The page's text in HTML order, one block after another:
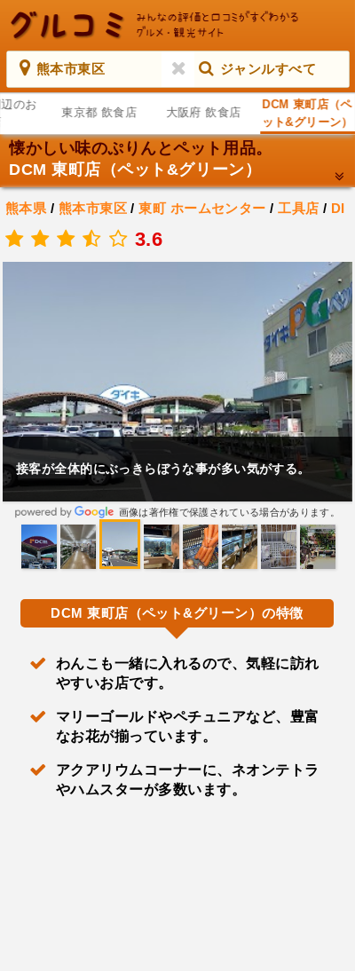
熊本市東区 ジャンルすべて
のお
東京都 飲食店 大阪府 飲食店
DCM 東町店（ペ
ット&グリーン）
懐かしい味のぷりんとペット用品。
DCM 東町店（ペット&グリーン）
熊本県 / 熊本市東区/東町 ホームセンター /工具店 / DI
.
3.6
接客が全体的にぶっきらぼうな事が多い気がする。
画像は著作権で保護されている場合があります。
DCM 東町店（ペット&グリーン）の特徴
わんこも一緒に入れるので、気軽に訪れ
やすいお店です。
マリーゴールドやペチュニアなど、豊富
なお花が揃っています。
アクアリウムコーナーに、ネオンテトラ
やハムスターが多数います。